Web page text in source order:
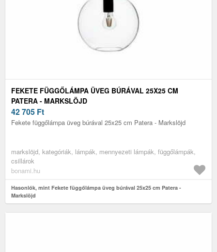
FEKETE FÜGGŐLÁMPA ÜVEG BÚRÁVAL 25X25 CM
PATERA - MARKSLÖJD
42 705 Ft
Fekete függőlámpa üveg búrával 25x25 cm Patera - Markslöjd
markslöjd, kategóriák, lámpák, mennyezeti lámpák, függőlámpák,
csillárok
bonami.hu
Hasonlók, mint Fekete függőlámpa üveg búrával 25x25 cm Patera -
Markslöjd